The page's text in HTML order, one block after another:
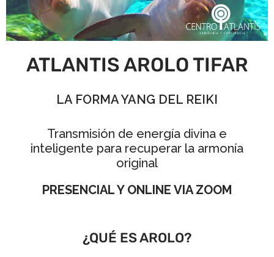
ATLANTIS AROLO TIFAR
LA FORMA YANG DEL REIKI
Transmisión de energía divina e
inteligente para recuperar la armonía
original
PRESENCIAL Y ONLINE VIA ZOOM
¿QUÉ ES AROLO?